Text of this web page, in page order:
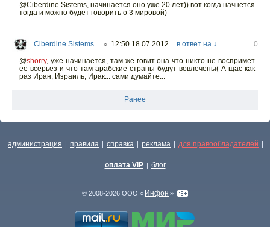
@Ciberdine Sistems, начинается оно уже 20 лет)) вот когда начнется
тогда и можно будет говорить о 3 мировой)
Ciberdine Sistems ○ 12:50 18.07.2012 в ответ на ↓
0
@shorry, уже начинается, там же говит она что никто не воспримет
ее всерьез и что там арабские страны будут вовлечены( А щас как
раз Иран, Израиль, Ирак... сами думайте...
Ранее
администрация | правила | справка | реклама | для правообладателей |
оплата VIP | блог
© 2008-2026 ООО « Инфон »